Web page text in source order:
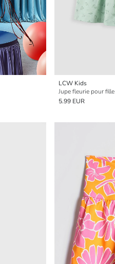
LCW Kids
Jupe fleurie pour fille
5.99 EUR